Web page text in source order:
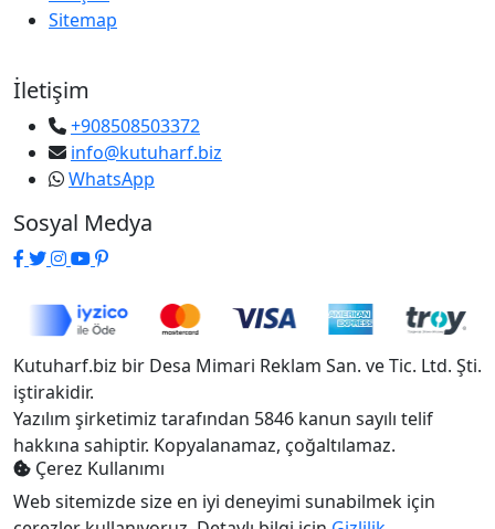
Sitemap
İletişim
+908508503372
info@kutuharf.biz
WhatsApp
Sosyal Medya
Kutuharf.biz bir Desa Mimari Reklam San. ve Tic. Ltd. Şti.
iştirakidir.
Yazılım şirketimiz tarafından 5846 kanun sayılı telif
hakkına sahiptir. Kopyalanamaz, çoğaltılamaz.
Çerez Kullanımı
Web sitemizde size en iyi deneyimi sunabilmek için